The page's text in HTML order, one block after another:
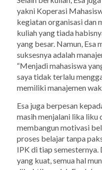
yakni Koperasi
kegiatan organisasi dan
kuliah yang tiada
yang besar. Namun, Esa
suksesnya adalah
“Menjadi mahasiswa
saya tidak terlalu
memiliki manajemen
Esa juga berpesan
masih menjalani lika liku
membangun motivasi
proses belajar tanpa
IPK di tiap semesternya.
yang kuat, semua hal